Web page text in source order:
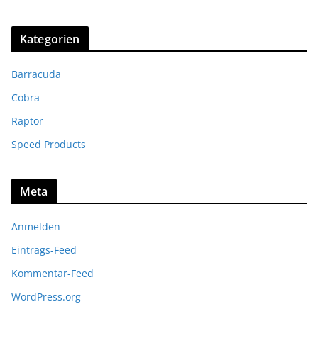
Kategorien
Barracuda
Cobra
Raptor
Speed Products
Meta
Anmelden
Eintrags-Feed
Kommentar-Feed
WordPress.org